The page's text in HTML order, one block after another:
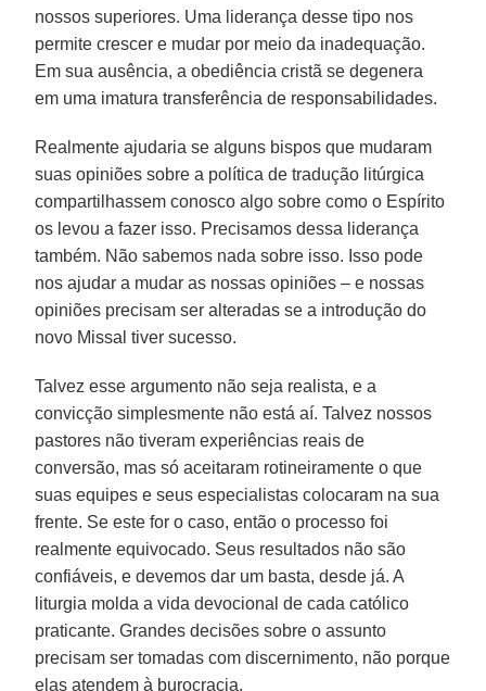
nossos superiores. Uma liderança desse tipo nos
permite crescer e mudar por meio da inadequação.
Em sua ausência, a obediência cristã se degenera
em uma imatura transferência de responsabilidades.
Realmente ajudaria se alguns bispos que mudaram
suas opiniões sobre a política de tradução litúrgica
compartilhassem conosco algo sobre como o Espírito
os levou a fazer isso. Precisamos dessa liderança
também. Não sabemos nada sobre isso. Isso pode
nos ajudar a mudar as nossas opiniões – e nossas
opiniões precisam ser alteradas se a introdução do
novo Missal tiver sucesso.
Talvez esse argumento não seja realista, e a
convicção simplesmente não está aí. Talvez nossos
pastores não tiveram experiências reais de
conversão, mas só aceitaram rotineiramente o que
suas equipes e seus especialistas colocaram na sua
frente. Se este for o caso, então o processo foi
realmente equivocado. Seus resultados não são
confiáveis, e devemos dar um basta, desde já. A
liturgia molda a vida devocional de cada católico
praticante. Grandes decisões sobre o assunto
precisam ser tomadas com discernimento, não porque
elas atendem à burocracia.